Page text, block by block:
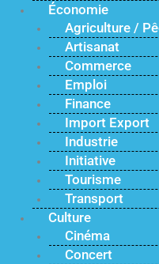
Économie
Agriculture /
Artisanat
Commerce
Emploi
Finance
Import Export
Industrie
Initiative
Tourisme
Transport
Culture
Cinéma
Concert